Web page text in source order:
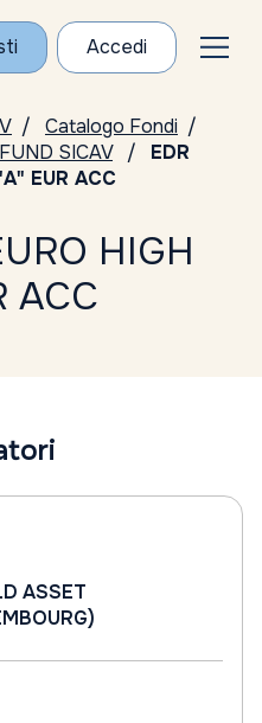
Accedi
Catalogo Fondi
SICAV
EDR
EUR ACC
HIGH
ACC
ASSET